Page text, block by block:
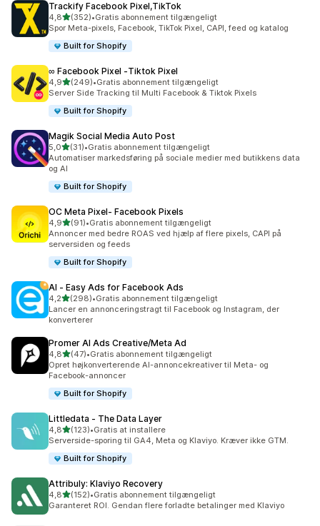
Trackify Facebook Pixel,TikTok
4,8ud af 5 stjerner
(352)
352 anmeldelser i alt
•Gratis abonnement tilgængeligt
Spor Meta-pixels, Facebook, TikTok Pixel, CAPI, feed og katalog
Built for Shopify
∞ Facebook Pixel ‑Tiktok Pixel
4,9ud af 5 stjerner
(249)
249 anmeldelser i alt
•Gratis abonnement tilgængeligt
Server Side Tracking til Multi Facebook & Tiktok Pixels
Built for Shopify
Magik Social Media Auto Post
5,0ud af 5 stjerner
(31)
31 anmeldelser i alt
•Gratis abonnement tilgængeligt
Automatiser markedsføring på sociale medier med butikkens data
og AI
Built for Shopify
OC Meta Pixel‑ Facebook Pixels
4,9ud af 5 stjerner
(91)
91 anmeldelser i alt
•Gratis abonnement tilgængeligt
Annoncer med bedre ROAS ved hjælp af flere pixels, CAPI på
serversiden og feeds
Built for Shopify
AI ‑ Easy Ads for Facebook Ads
4,2ud af 5 stjerner
(298)
298 anmeldelser i alt
•Gratis abonnement tilgængeligt
Lancer en annonceringstragt til Facebook og Instagram, der
konverterer
Promer AI Ads Creative/Meta Ad
4,8ud af 5 stjerner
(47)
47 anmeldelser i alt
•Gratis abonnement tilgængeligt
Opret højkonverterende AI-annoncekreativer til Meta- og
Facebook-annoncer
Built for Shopify
Littledata ‑ The Data Layer
4,8ud af 5 stjerner
(123)
123 anmeldelser i alt
•Gratis at installere
Serverside-sporing til GA4, Meta og Klaviyo. Kræver ikke GTM.
Built for Shopify
Attribuly: Klaviyo Recovery
4,8ud af 5 stjerner
(152)
152 anmeldelser i alt
•Gratis abonnement tilgængeligt
Garanteret ROI. Gendan flere forladte betalinger med Klaviyo